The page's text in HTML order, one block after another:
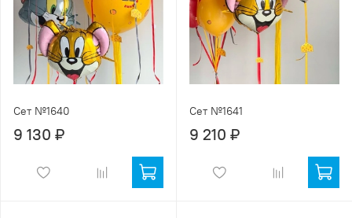
Сет №1640
9 130 ₽
Сет №1641
9 210 ₽